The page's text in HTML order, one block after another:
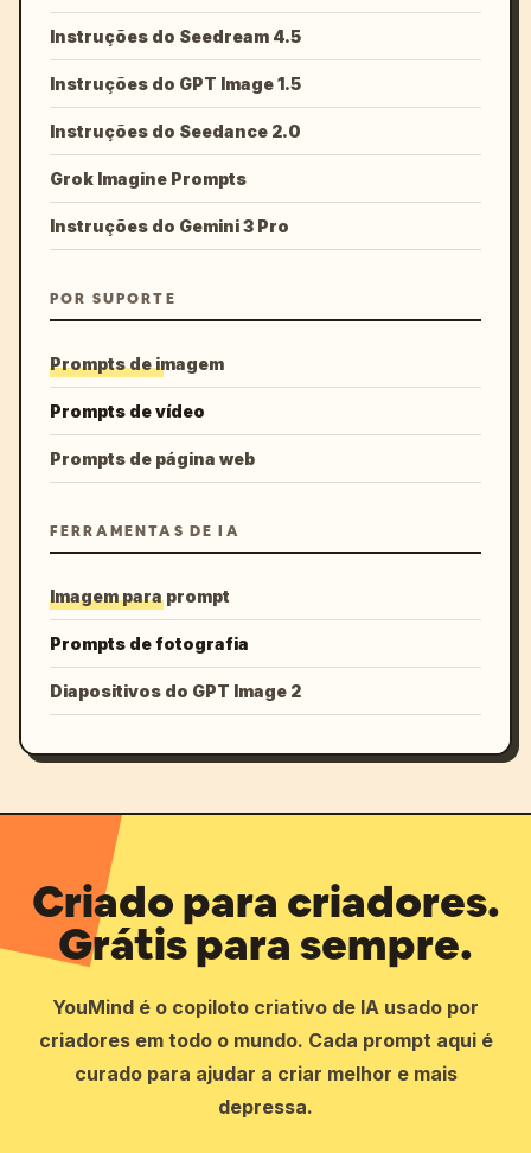
Instruções do Seedream 4.5
Instruções do GPT Image 1.5
Instruções do Seedance 2.0
Grok Imagine Prompts
Instruções do Gemini 3 Pro
POR SUPORTE
Prompts de imagem
Prompts de vídeo
Prompts de página web
FERRAMENTAS DE IA
Imagem para prompt
Prompts de fotografia
Diapositivos do GPT Image 2
Criado para criadores.
Grátis para sempre.
YouMind é o copiloto criativo de IA usado por
criadores em todo o mundo. Cada prompt aqui é
curado para ajudar a criar melhor e mais
depressa.